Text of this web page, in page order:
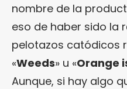
nombre de la
eso de haber sido la
pelotazos catódicos
«Weeds» u «Orange
Aunque, si hay algo